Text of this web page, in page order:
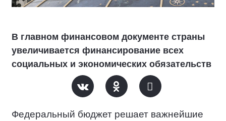
В главном финансовом документе страны
увеличивается финансирование всех
социальных и экономических обязательств
Федеральный бюджет решает важнейшие